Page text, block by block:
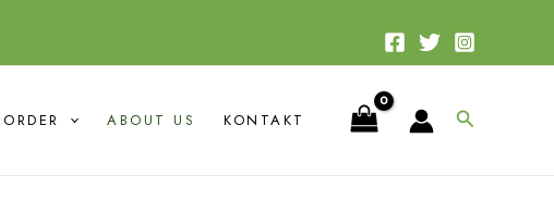
ABOUT US KONTAKT Søk